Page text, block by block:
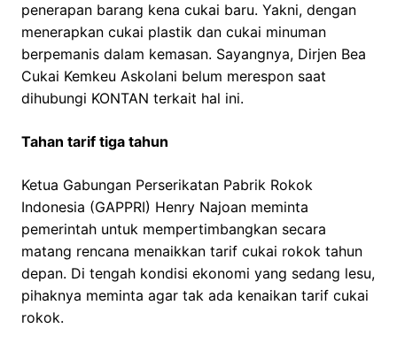
penerapan barang kena cukai baru. Yakni, dengan
menerapkan cukai plastik dan cukai minuman
berpemanis dalam kemasan. Sayangnya, Dirjen Bea
Cukai Kemkeu Askolani belum merespon saat
dihubungi KONTAN terkait hal ini.
Tahan tarif tiga tahun
Ketua Gabungan Perserikatan Pabrik Rokok
Indonesia (GAPPRI) Henry Najoan meminta
pemerintah untuk mempertimbangkan secara
matang rencana menaikkan tarif cukai rokok tahun
depan. Di tengah kondisi ekonomi yang sedang lesu,
pihaknya meminta agar tak ada kenaikan tarif cukai
rokok.